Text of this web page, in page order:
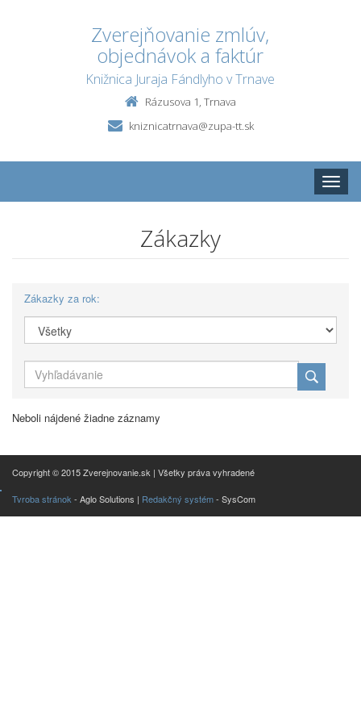
Zverejňovanie zmlúv,
objednávok a faktúr
Knižnica Juraja Fándlyho v Trnave
Rázusova 1, Trnava
kniznicatrnava@zupa-tt.sk
Toggle
Zákazky
Zákazky za rok:
Neboli nájdené žiadne záznamy
Copyright © 2015 Zverejnovanie.sk | Všetky práva vyhradené
Tvroba stránok - Aglo Solutions | Redakčný systém- SysCom